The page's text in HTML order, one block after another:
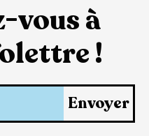
vous à
!
Envoyer